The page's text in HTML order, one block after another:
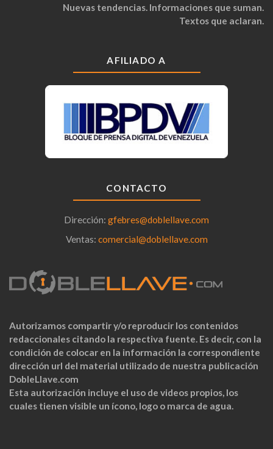
Nuevas tendencias. Informaciones que suman.
Textos que aclaran.
AFILIADO A
CONTACTO
Dirección: gfebres@doblellave.com
Ventas: comercial@doblellave.com
Autorizamos compartir y/o reproducir los contenidos
redaccionales citando la respectiva fuente. Es decir, con la
condición de colocar en la información la correspondiente
dirección url del material utilizado de nuestra publicación
DobleLlave.com
Esta autorización incluye el uso de videos propios, los
cuales tienen visible un ícono, logo o marca de agua.